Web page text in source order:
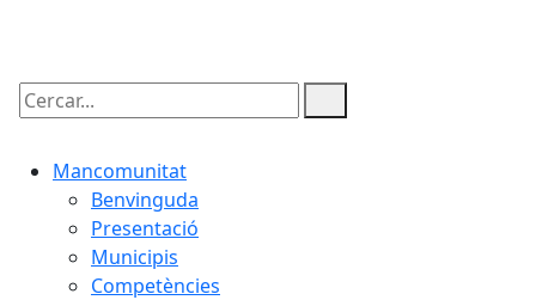
Cercar:
Mancomunitat
Benvinguda
Presentació
Municipis
Competències